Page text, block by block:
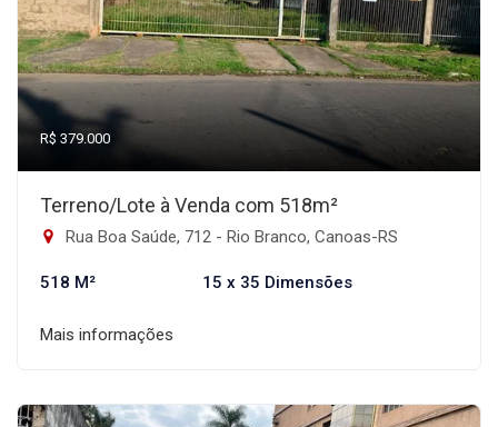
R$ 379.000
Terreno/Lote à Venda com 518m²
Rua Boa Saúde, 712 - Rio Branco, Canoas-RS
518 M² 15 x 35 Dimensões
Mais informações